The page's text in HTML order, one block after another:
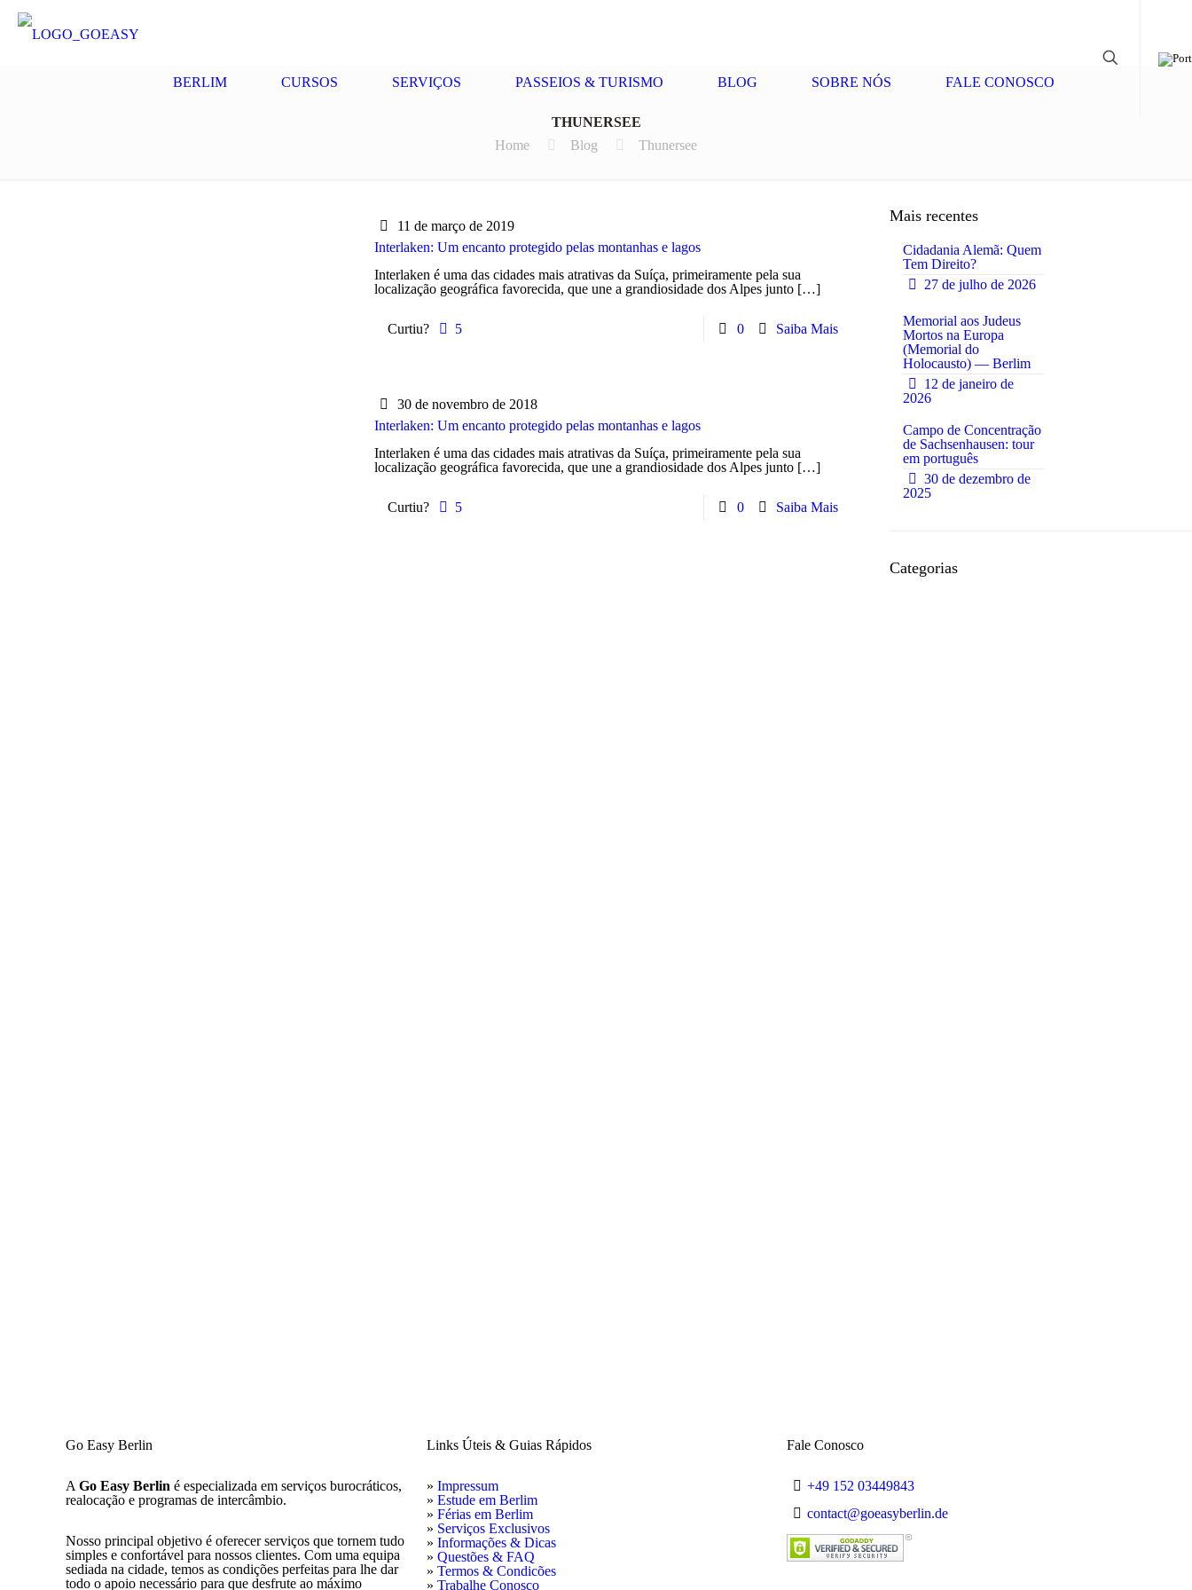
BERLIM CURSOS SERVIÇOS PASSEIOS & TURISMO BLOG SOBRE NÓS FALE CONOSCO
THUNERSEE
Home
Blog Thunersee
11 de março de 2019
Interlaken: Um encanto protegido pelas montanhas e lagos
Interlaken é uma das cidades mais atrativas da Suíça, primeiramente pela sua
localização geográfica favorecida, que une a grandiosidade dos Alpes junto[…]
Curtiu? 5 0 Saiba Mais
30 de novembro de 2018
Interlaken: Um encanto protegido pelas montanhas e lagos
Interlaken é uma das cidades mais atrativas da Suíça, primeiramente pela sua
localização geográfica favorecida, que une a grandiosidade dos Alpes junto[…]
Curtiu? 5 0 Saiba Mais
Mais recentes
Cidadania Alemã: Quem
Tem Direito?
27 de julho de 2026
Memorial aos Judeus
Mortos na Europa
(Memorial do
Holocausto) — Berlim
12 de janeiro de
2026
Campo de Concentração
de Sachsenhausen: tour
em português
30 de dezembro de
2025
Categorias
Go Easy Berlin
A Go Easy Berlin é especializada em serviços burocráticos,
realocação e programas de intercâmbio.
Nosso principal objetivo é oferecer serviços que tornem tudo
simples e confortável para nossos clientes. Com uma equipa
sediada na cidade, temos as condições perfeitas para lhe dar
todo o apoio necessário para que desfrute ao máximo
Links Úteis & Guias Rápidos
» Impressum
» Estude em Berlim
» Férias em Berlim
» Serviços Exclusivos
» Informações & Dicas
» Questões & FAQ
» Termos & Condicões
» Trabalhe Conosco
Fale Conosco
+49 152 03449843
contact@goeasyberlin.de